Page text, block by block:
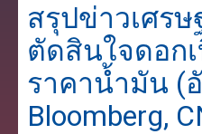
สรุปข่าวเศร
ตัดสินใจดอก
ราคาน้ำมัน (
Bloomberg,